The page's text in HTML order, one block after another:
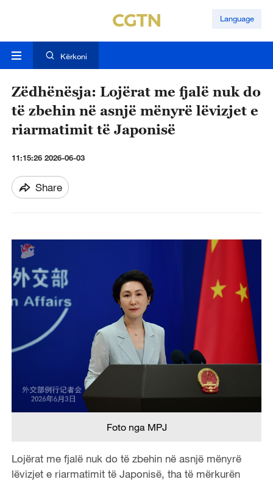
Language
Kërkoni
Zëdhënësja: Lojërat me fjalë nuk do
të zbehin në asnjë mënyrë lëvizjet e
riarmatimit të Japonisë
11:15:26 2026-06-03
Share
Foto nga MPJ
Lojërat me fjalë nuk do të zbehin në asnjë mënyrë
lëvizjet e riarmatimit të Japonisë, tha të mërkurën